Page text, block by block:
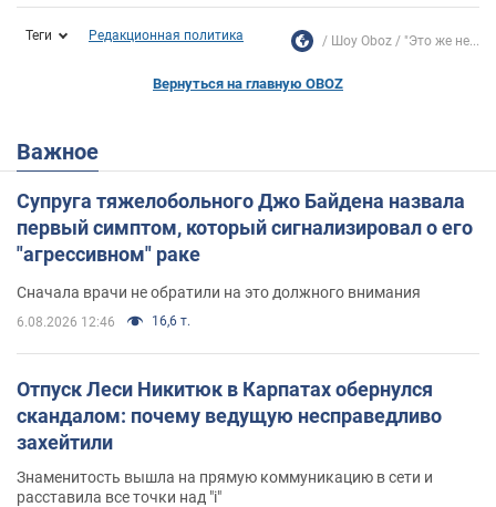
Теги Редакционная политика Шоу Oboz "Это же не...
Вернуться на главную OBOZ
Важное
Супруга тяжелобольного Джо Байдена назвала
первый симптом, который сигнализировал о его
"агрессивном" раке
Сначала врачи не обратили на это должного внимания
6.08.2026 12:46 16,6 т.
Отпуск Леси Никитюк в Карпатах обернулся
скандалом: почему ведущую несправедливо
захейтили
Знаменитость вышла на прямую коммуникацию в сети и
расставила все точки над "i"